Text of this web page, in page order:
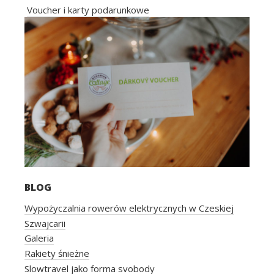
Voucher i karty podarunkowe
BLOG
Wypożyczalnia rowerów elektrycznych w Czeskiej
Szwajcarii
Galeria
Rakiety śnieżne
Slowtravel jako forma svobody